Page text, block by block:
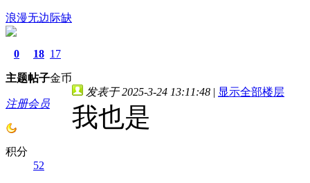
浪漫无边际缺
0
主题
18
帖子
17
金币
注册会员
积分
52
发表于 2025-3-24 13:11:48 | 显示全部楼层
我也是